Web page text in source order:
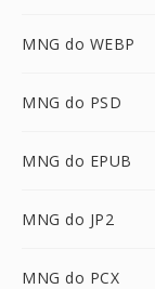
MNG do WEBP
MNG do PSD
MNG do EPUB
MNG do JP2
MNG do PCX